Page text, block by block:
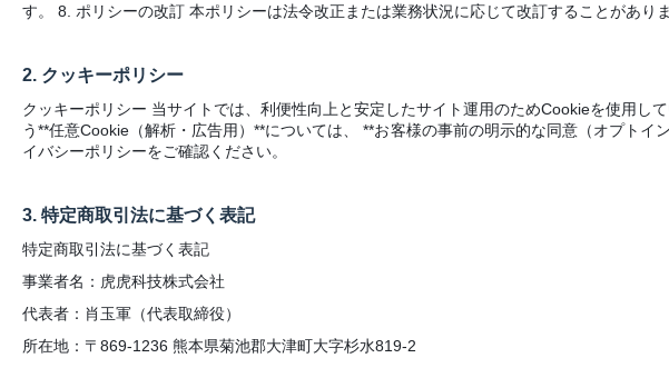
す。 8. ポリシーの改訂 本ポリシーは法令改正または業務状況に応じて改訂することがあ
2. クッキーポリシー
クッキーポリシー 当サイトでは、利便性向上と安定したサイト運用のためCookieを使用
う**任意Cookie（解析・広告用）**については、 **お客様の事前の明示的な同意（オプト
イバシーポリシーをご確認ください。
3. 特定商取引法に基づく表記
特定商取引法に基づく表記
事業者名：虎虎科技株式会社
代表者：肖玉軍（代表取締役）
所在地：〒869-1236 熊本県菊池郡大津町大字杉水819-2